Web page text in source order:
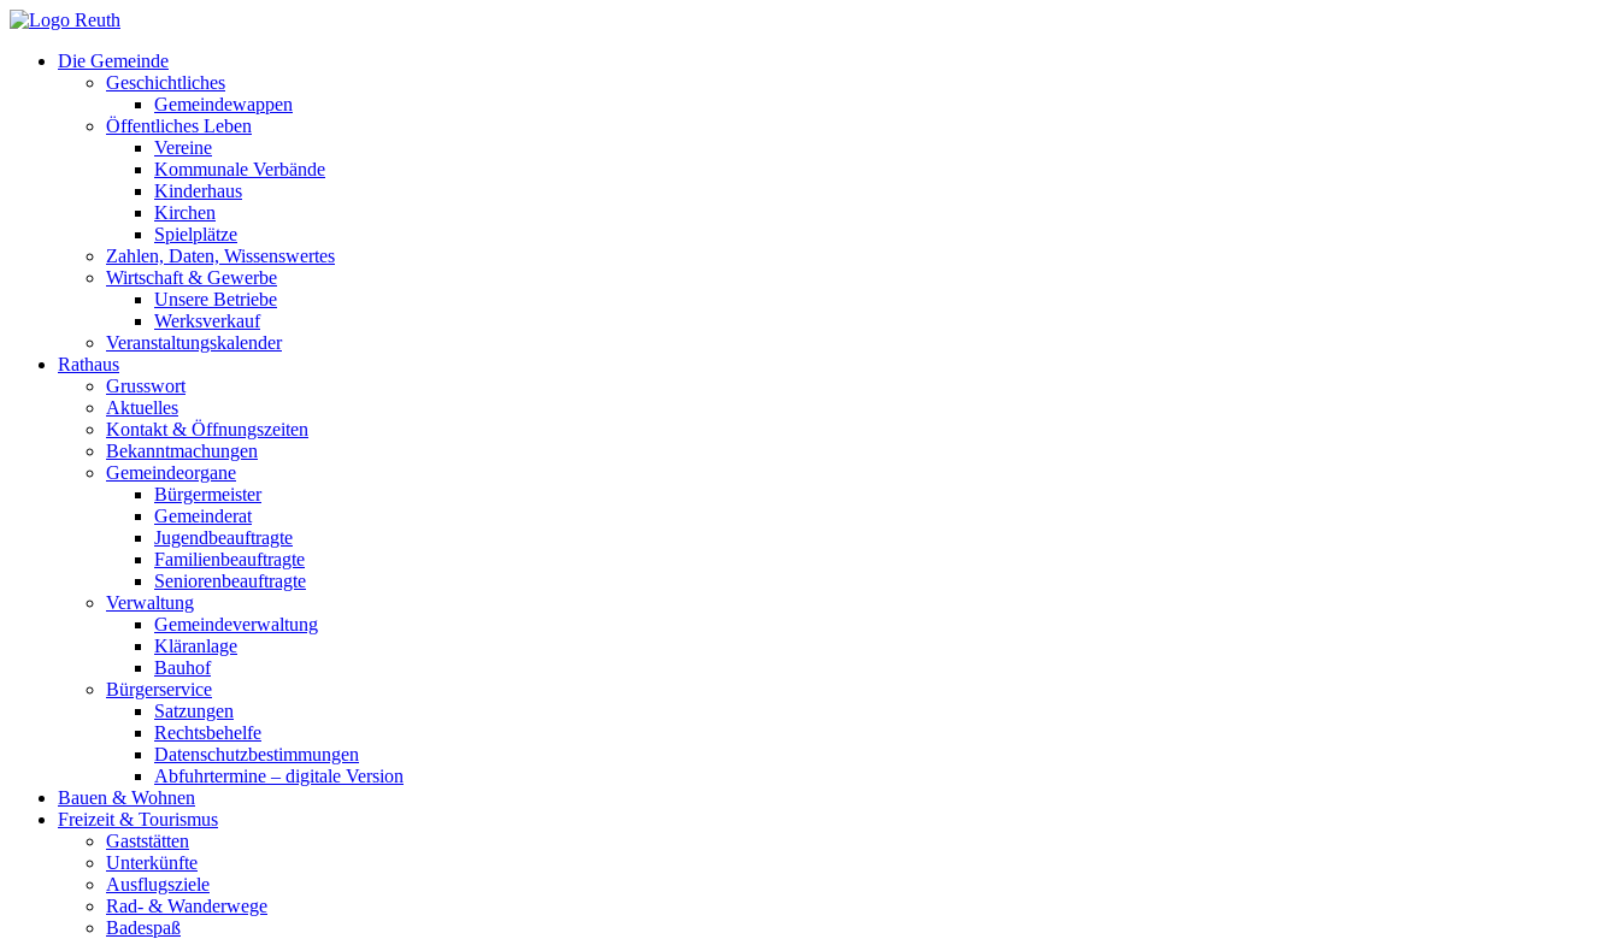
Zum
springenDie Gemeinde
Geschichtliches
Gemeindewappen
Öffentliches Leben
Vereine
Kommunale Verbände
Kinderhaus
Kirchen
Spielplätze
Zahlen, Daten, Wissenswertes
Wirtschaft & Gewerbe
Unsere Betriebe
Werksverkauf
Veranstaltungskalender
Rathaus
Grusswort
Aktuelles
Kontakt & Öffnungszeiten
Bekanntmachungen
Gemeindeorgane
Bürgermeister
Gemeinderat
Jugendbeauftragte
Familienbeauftragte
Seniorenbeauftragte
Verwaltung
Gemeindeverwaltung
Kläranlage
Bauhof
Bürgerservice
Satzungen
Rechtsbehelfe
Datenschutzbestimmungen
Abfuhrtermine – digitale Version
Bauen & Wohnen
Freizeit & Tourismus
Gaststätten
Unterkünfte
Ausflugsziele
Rad- & Wanderwege
Badespaß